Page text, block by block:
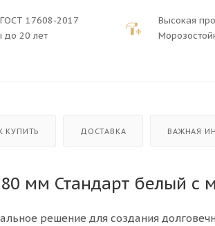
17608-2017
до 20 лет
Высокая
КУПИТЬ ДОСТАВКА ВАЖНАЯ
мм Стандарт белый с
решение для создания